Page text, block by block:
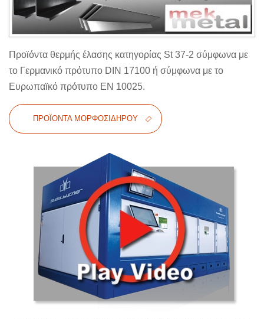
Προϊόντα θερμής έλασης κατηγορίας St 37-2 σύμφωνα με
το Γερμανικό πρότυπο DIN 17100 ή σύμφωνα με το
Ευρωπαϊκό πρότυπο EN 10025.
ΠΡΟΪΌΝΤΑ ΜΟΡΦΟΣΊΔΗΡΟΥ